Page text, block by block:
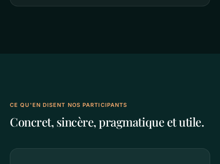
CE QU'EN DISENT NOS PARTICIPANTS
Concret, sincère, pragmatique et utile.